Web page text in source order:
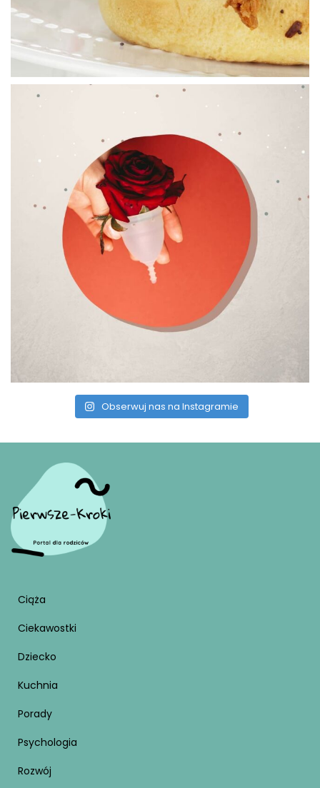
Obserwuj nas na Instagramie
Ciąża
Ciekawostki
Dziecko
Kuchnia
Porady
Psychologia
Rozwój